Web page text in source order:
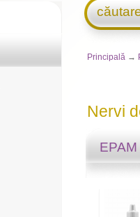
Principală →
Nervi
EPAM